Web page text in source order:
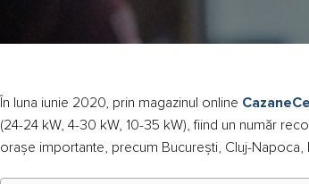
În luna iunie 2020, prin magazinul online
(24-24 kW, 4-30 kW, 10-35 kW), fiind un număr
orașe importante, precum București, Cluj-Napoca,